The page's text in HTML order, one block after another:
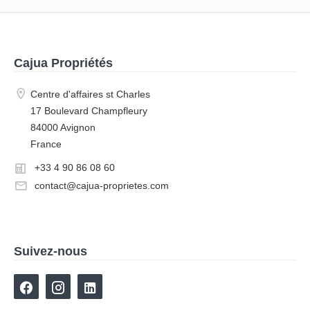
Cajua Propriétés
Centre d'affaires st Charles
17 Boulevard Champfleury
84000 Avignon
France
+33 4 90 86 08 60
contact@cajua-proprietes.com
Suivez-nous